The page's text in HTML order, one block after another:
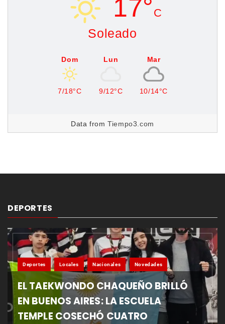
17° C
Soleado
Dom
7/18°C
Lun
9/12°C
Mar
10/14°C
Data fromTiempo3.com
DEPORTES
Deportes Locales Nacionales Novedades
EL TAEKWONDO CHAQUEÑO BRILLÓ
EN BUENOS AIRES: LA ESCUELA
TEMPLE COSECHÓ CUATRO